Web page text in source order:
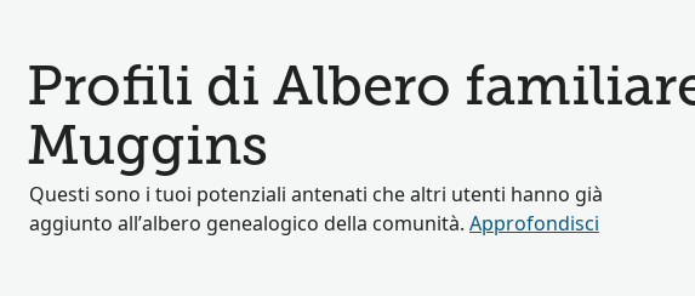
Profili di Albero
Muggins
Questi sono i tuoi potenziali antenati che altri utenti hanno già
aggiunto all’albero genealogico della comunità. Approfondisci